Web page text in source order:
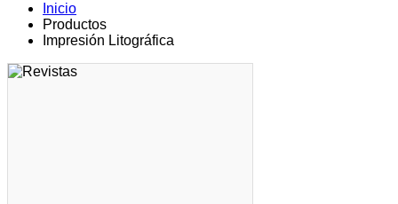
Inicio
Productos
Impresión Litográfica